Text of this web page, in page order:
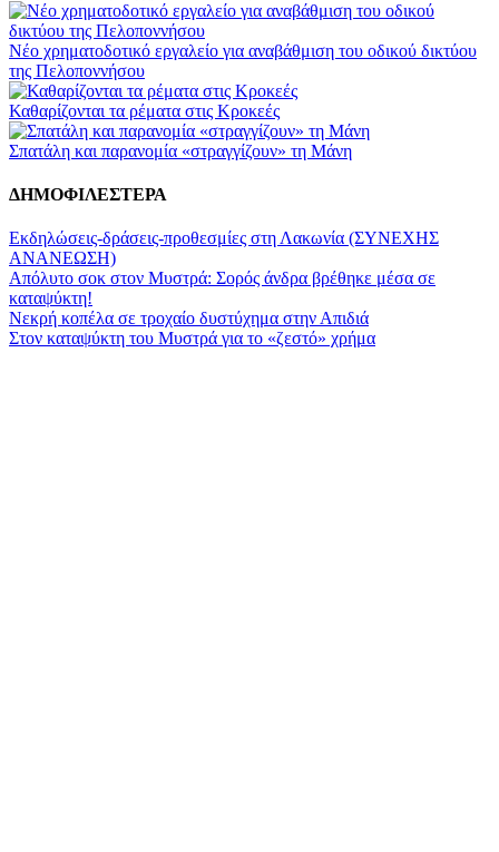
Νέο χρηματοδοτικό εργαλείο για αναβάθμιση του οδικού δικτύου
της Πελοποννήσου
Καθαρίζονται τα ρέματα στις Κροκεές
Σπατάλη και παρανομία «στραγγίζουν» τη Μάνη
ΔΗΜΟΦΙΛΕΣΤΕΡΑ
Εκδηλώσεις-δράσεις-προθεσμίες στη Λακωνία (ΣΥΝΕΧΗΣ
ΑΝΑΝΕΩΣΗ)
Απόλυτο σοκ στον Μυστρά: Σορός άνδρα βρέθηκε μέσα σε
καταψύκτη!
Νεκρή κοπέλα σε τροχαίο δυστύχημα στην Απιδιά
Στον καταψύκτη του Μυστρά για το «ζεστό» χρήμα